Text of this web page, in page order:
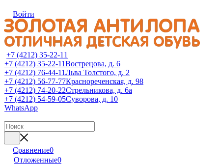
Войти
+7 (4212) 35-22-11
+7 (4212) 35-22-11Вострецова, д. 6
+7 (4212) 76-44-11Льва Толстого, д. 2
+7 (4212) 56-77-77Краснореченская, д. 98
+7 (4212) 74-20-22Стрельникова, д. 6а
+7 (4212) 54-59-05Суворова, д. 10
WhatsApp
Сравнение0
Отложенные0